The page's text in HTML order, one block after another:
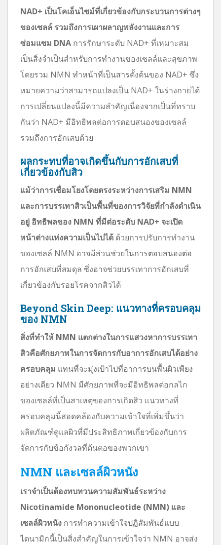
NAD+ เป็นโคเอ็นไซม์ที่เกี่ยวข้องกับกระบวนการต่างๆ
ของเซลล์ รวมถึงการเผาผลาญพลังงานและการ
ซ่อมแซม DNA การรักษาระดับ NAD+ ที่เหมาะสม
เป็นสิ่งจำเป็นสำหรับการทำงานของเซลล์และสุขภาพ
โดยรวม NMN ทำหน้าที่เป็นสารตั้งต้นของ NAD+ ซึ่ง
หมายความว่าสามารถแปลงเป็น NAD+ ในร่างกายได้
การเปลี่ยนแปลงนี้มีความสำคัญเนื่องจากเป็นที่ทราบ
กันว่า NAD+ มีอิทธิพลต่อการตอบสนองของเซลล์
รวมถึงการอักเสบด้วย
ผลกระทบที่อาจเกิดขึ้นกับการอักเสบที่
เกี่ยวข้องกับสิว
แม้ว่าการเชื่อมโยงโดยตรงระหว่างการเสริม NMN
และการบรรเทาสิวเป็นพื้นที่ของการวิจัยที่กำลังดำเนิน
อยู่ อิทธิพลของ NMN ที่มีต่อระดับ NAD+ จะเปิด
หน้าต่างแห่งความเป็นไปได้ ด้วยการปรับการทำงาน
ของเซลล์ NMN อาจมีส่วนช่วยในการตอบสนองต่อ
การอักเสบที่สมดุล ซึ่งอาจช่วยบรรเทาการอักเสบที่
เกี่ยวข้องกับรอยโรคจากสิวได้
Beyond Skin Deep: แนวทางที่ครอบคลุม
ของ NMN
สิ่งที่ทำให้ NMN แตกต่างในการแสวงหาการบรรเทา
สิวคือศักยภาพในการจัดการกับอาการอักเสบได้อย่าง
ครอบคลุม แทนที่จะมุ่งเป้าไปที่อาการบนพื้นผิวเพียง
อย่างเดียว NMN มีศักยภาพที่จะมีอิทธิพลต่อกลไก
ของเซลล์ที่เป็นสาเหตุของการเกิดสิว แนวทางที่
ครอบคลุมนี้สอดคล้องกับความเข้าใจที่เพิ่มขึ้นว่า
ผลิตภัณฑ์ดูแลผิวที่มีประสิทธิภาพเกี่ยวข้องกับการ
จัดการกับข้อกังวลที่ต้นตอของพวกเขา
NMN และเซลล์ผิวหนัง
เราจำเป็นต้องทบทวนความสัมพันธ์ระหว่าง
Nicotinamide Mononucleotide (NMN) และ
เซลล์ผิวหนัง การทำความเข้าใจปฏิสัมพันธ์แบบ
ไดนามิกนี้เป็นสิ่งสำคัญในการเข้าใจว่า NMN อาจส่ง